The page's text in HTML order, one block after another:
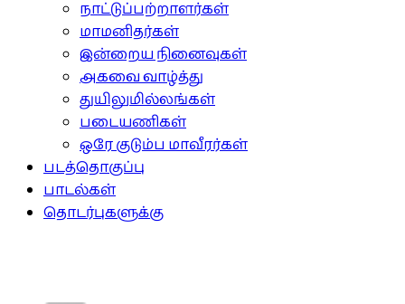
நாட்டுப்பற்றாளர்கள்
மாமனிதர்கள்
இன்றைய நினைவுகள்
அகவை வாழ்த்து
துயிலுமில்லங்கள்
படையணிகள்
ஒரே குடும்ப மாவீரர்கள்
படத்தொகுப்பு
பாடல்கள்
தொடர்புகளுக்கு